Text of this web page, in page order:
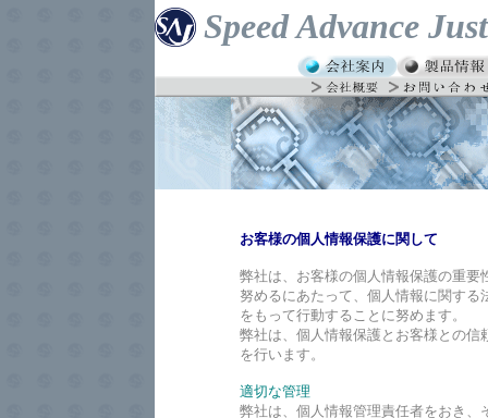
Speed Advance
お客様の個人情報保護に関して
弊社は、お客様の個人情報保護の重
努めるにあたって、個人情報に関す
をもって行動することに努めます。
弊社は、個人情報保護とお客様との
を行います。
適切な管理
弊社は、個人情報管理責任者をおき